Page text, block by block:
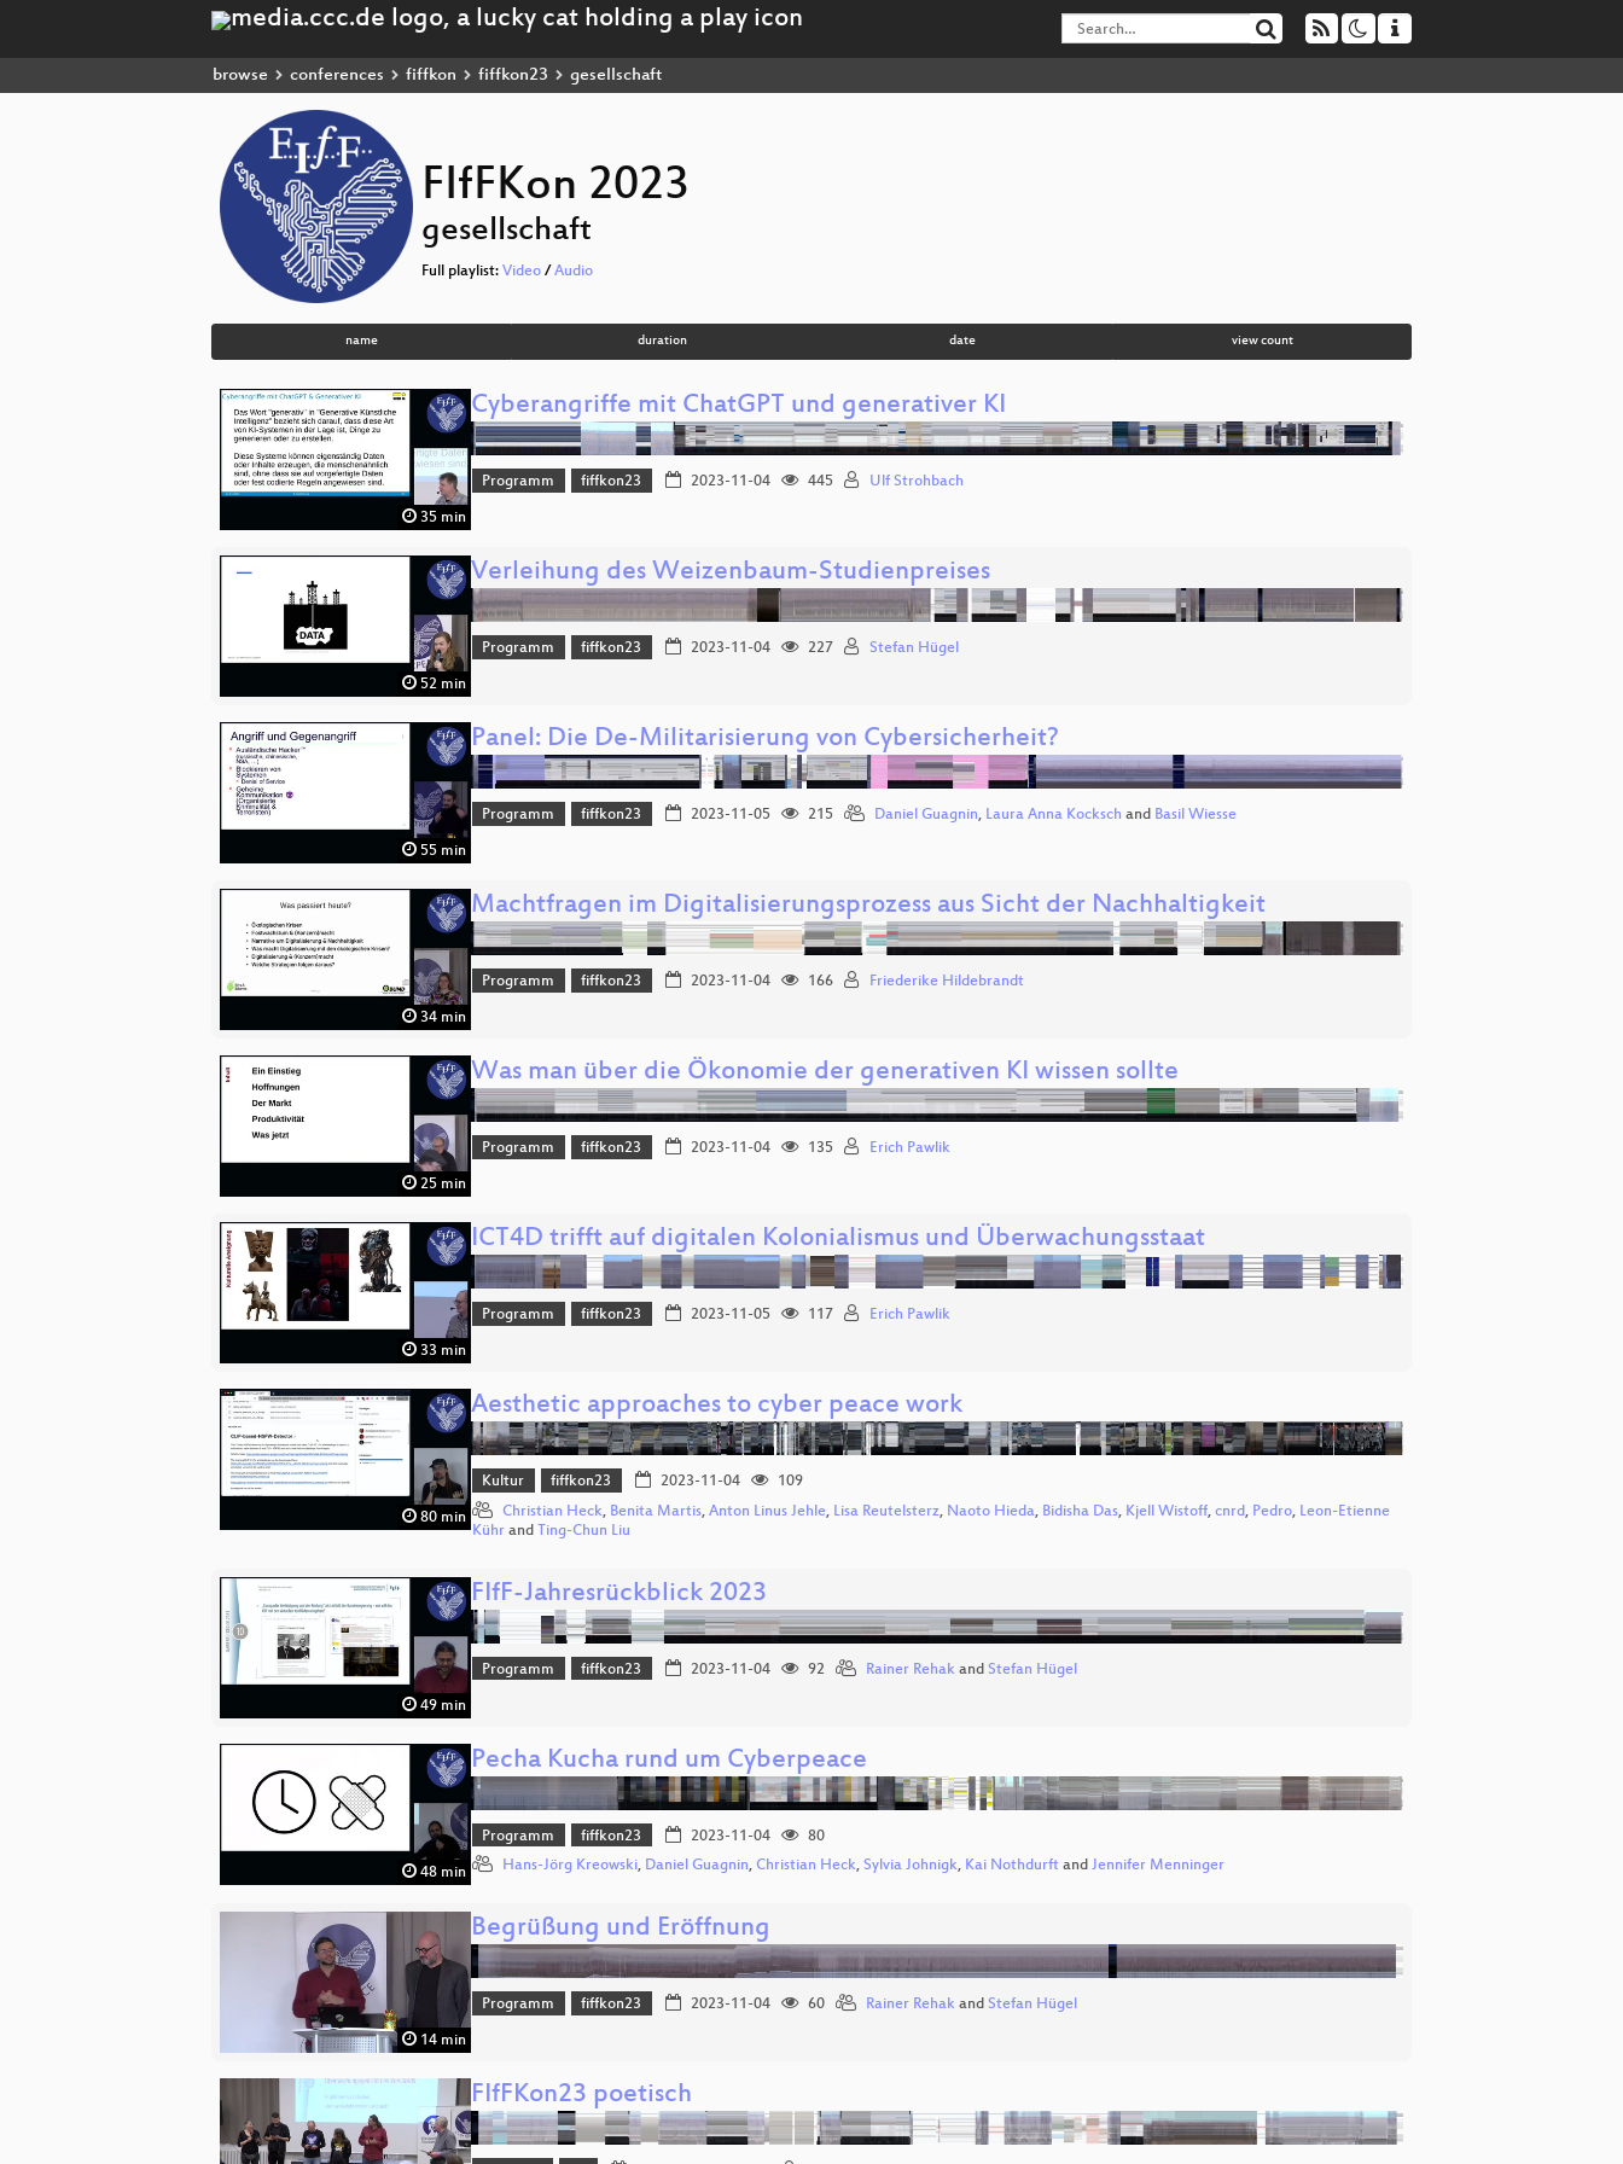
browse conferences fiffkon fiffkon23 gesellschaft
FIfFKon 2023
gesellschaft
Full playlist: Video / Audio
name duration date view count
35 min
Cyberangriffe mit ChatGPT und generativer KI
Programm fiffkon23 2023-11-04 445 Ulf Strohbach
52 min
Verleihung des Weizenbaum-Studienpreises
Programm fiffkon23 2023-11-04 227 Stefan Hügel
55 min
Panel: Die De-Militarisierung von Cybersicherheit?
Programm fiffkon23 2023-11-05 215 Daniel Guagnin, Laura Anna Kocksch and Basil Wiesse
34 min
Machtfragen im Digitalisierungsprozess aus Sicht der Nachhaltigkeit
Programm fiffkon23 2023-11-04 166 Friederike Hildebrandt
25 min
Was man über die Ökonomie der generativen KI wissen sollte
Programm fiffkon23 2023-11-04 135 Erich Pawlik
33 min
ICT4D trifft auf digitalen Kolonialismus und Überwachungsstaat
Programm fiffkon23 2023-11-05 117 Erich Pawlik
80 min
Aesthetic approaches to cyber peace work
Kultur fiffkon23 2023-11-04
109
Christian Heck, Benita Martis, Anton Linus Jehle, Lisa Reutelsterz, Naoto Hieda, Bidisha Das, Kjell Wistoff, cnrd, Pedro, Leon-Etienne
Kühr and Ting-Chun Liu
49 min
FIfF-Jahresrückblick 2023
Programm fiffkon23 2023-11-04 92 Rainer Rehakand Stefan Hügel
48 min
Pecha Kucha rund um Cyberpeace
Programm fiffkon23 2023-11-04
80
Hans-Jörg Kreowski, Daniel Guagnin, Christian Heck, Sylvia Johnigk, Kai Nothdurft and Jennifer Menninger
14 min
Begrüßung und Eröffnung
Programm fiffkon23 2023-11-04 60 Rainer Rehakand Stefan Hügel
FIfFKon23 poetisch